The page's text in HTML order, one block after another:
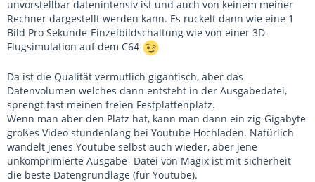
unvorstellbar datenintensiv ist und auch von keinem meiner
Rechner dargestellt werden kann. Es ruckelt dann wie eine 1
Bild Pro Sekunde-Einzelbildschaltung wie von einer 3D-
Flugsimulation auf dem C64
Da ist die Qualität vermutlich gigantisch, aber das
Datenvolumen welches dann entsteht in der Ausgabedatei,
sprengt fast meinen freien Festplattenplatz.
Wenn man aber den Platz hat, kann man dann ein zig-Gigabyte
großes Video stundenlang bei Youtube Hochladen. Natürlich
wandelt jenes Youtube selbst auch wieder, aber jene
unkomprimierte Ausgabe- Datei von Magix ist mit sicherheit
die beste Datengrundlage (für Youtube).